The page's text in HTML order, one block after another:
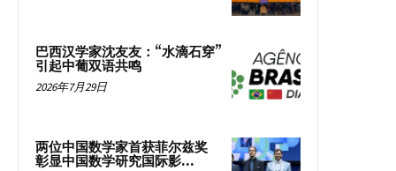
巴西汉学家沈友友：“水滴石穿”
引起中葡双语共鸣
2026年7月29日
两位中国数学家首获菲尔兹奖
彰显中国数学研究国际影...